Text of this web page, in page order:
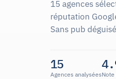
15 agences
réputation
Sans pub
15
Agences analysées